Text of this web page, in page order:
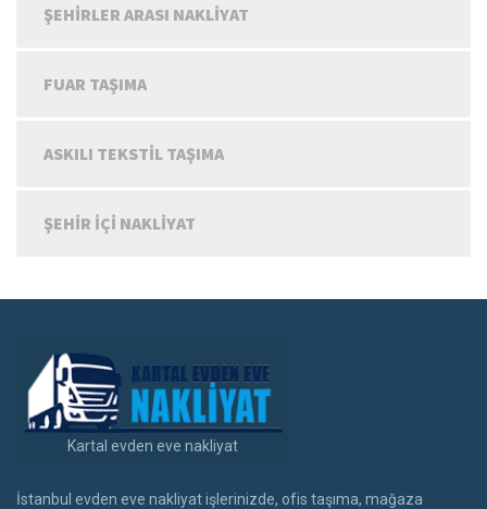
ŞEHIRLER ARASI NAKLIYAT
FUAR TAŞIMA
ASKILI TEKSTIL TAŞIMA
ŞEHIR IÇI NAKLIYAT
Kartal evden eve nakliyat
İstanbul evden eve nakliyat işlerinizde, ofis taşıma, mağaza